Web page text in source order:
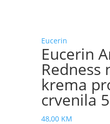
Eucerin
Eucerin
Redness
krema
crvenila
48,00 KM